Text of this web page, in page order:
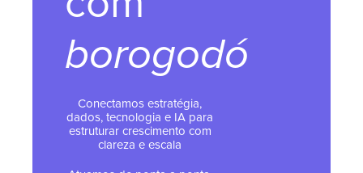
borogodó
Conectamos estratégia,
dados, tecnologia e IA para
estruturar crescimento com
clareza e escala